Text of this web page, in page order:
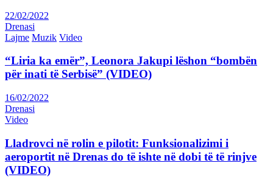
22/02/2022
Drenasi
Lajme Muzik Video
“Liria ka emër”, Leonora Jakupi lëshon “bombën
për inati të Serbisë” (VIDEO)
16/02/2022
Drenasi
Video
Lladrovci në rolin e pilotit: Funksionalizimi i
aeroportit në Drenas do të ishte në dobi të të rinjve
(VIDEO)